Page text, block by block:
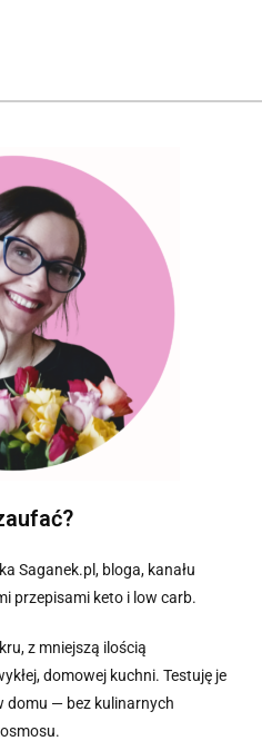
Saganek.pl, bloga, kanału
przepisami keto i low carb.
z mniejszą ilością
domowej kuchni. Testuję je
domu — bez kulinarnych